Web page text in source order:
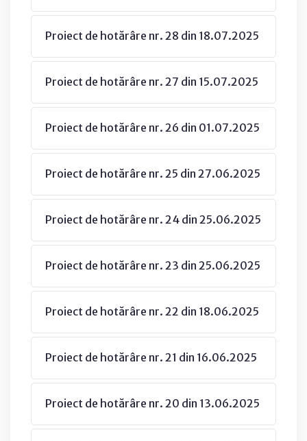
Proiect de hotărâre nr. 28 din 18.07.2025
Proiect de hotărâre nr. 27 din 15.07.2025
Proiect de hotărâre nr. 26 din 01.07.2025
Proiect de hotărâre nr. 25 din 27.06.2025
Proiect de hotărâre nr. 24 din 25.06.2025
Proiect de hotărâre nr. 23 din 25.06.2025
Proiect de hotărâre nr. 22 din 18.06.2025
Proiect de hotărâre nr. 21 din 16.06.2025
Proiect de hotărâre nr. 20 din 13.06.2025